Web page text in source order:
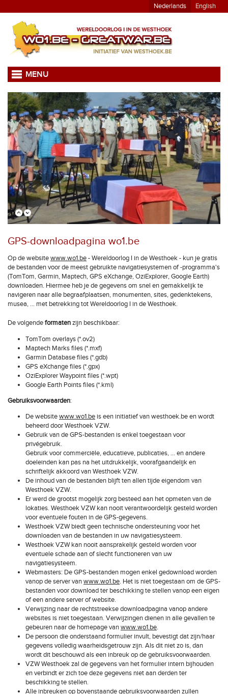
Nederlands English
MENU
GPS-downloadpagina wo1.be
Op de websitewww.wo1.be- Wereldoorlog I in de Westhoek - kun je gratis
de bestanden voor de meest gebruikte navigatiesystemen of -programma's
(TomTom, Garmin, Maptech, GPS eXchange, OziExplorer, Google Earth)
downloaden. Hiermee heb je de gegevens om snel en gemakkelijk te
navigeren naar alle begraafplaatsen, monumenten, sites, gedenktekens,
musea, ... met betrekking tot Wereldoorlog I in de Westhoek.
De volgendeformatenzijn beschikbaar:
TomTom overlays (*.ov2)
Maptech Marks files (*.mxf)
Garmin Database files (*.gdb)
GPS eXchange files (*.gpx)
OziExplorer Waypoint files (*.wpt)
Google Earth Points files (*.kml)
Gebruiksvoorwaarden:
De websitewww.wo1.be is een initiatief van westhoek.be en wordt
beheerd door Westhoek VZW.
Gebruik van de GPS-bestanden is enkel toegestaan voor
privégebruik.
Gebruik voor commerciële, educatieve, publicaties, … en andere
doeleinden kan pas na het uitdrukkelijk, voorafgaandelijk en
schriftelijk akkoord van Westhoek VZW.
De inhoud van de bestanden blijft ten allen tijde eigendom van
Westhoek VZW.
Er werd de grootst mogelijk zorg besteed aan het opmeten van de
lokaties. Westhoek VZW kan nooit verantwoordelijk gesteld worden
voor eventuele fouten in de GPS-gegevens.
Westhoek VZW biedt geen technische ondersteuning voor het
downloaden van de bestanden in uw navigatiesysteem.
Westhoek VZW kan nooit aansprakelijk gesteld worden voor
eventuele schade aan of slecht functioneren van uw
navigatiesysteem.
Webmasters: De GPS-bestanden mogen enkel gedownload worden
vanop de server vanwww.wo1.be. Het is niet toegestaan om de GPS-
bestanden voor download ter beschikking te stellen vanop een eigen
of een andere server of website.
Verwijzing naar de rechtstreekse downloadpagina vanop andere
websites is niet toegestaan. Verwijzingen dienen in alle gevallen te
gebeuren naar de homepage vanwww.wo1.be.
De persoon die onderstaand formulier invult, bevestigt dat zijn/haar
gegevens volledig waarheidsgetrouw zijn. Als dit niet zo is, dan
wordt dit beschouwd als een inbreuk op de gebruiksvoorwaarden.
VZW Westhoek zal de gegevens van het formulier intern bijhouden
en verbindt er zich toe deze gegevens niet aan derden ter
beschikking te stellen.
Alle inbreuken op bovenstaande gebruiksvoorwaarden zullen